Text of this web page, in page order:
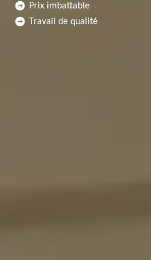
Prix imbattable
Travail de qualité